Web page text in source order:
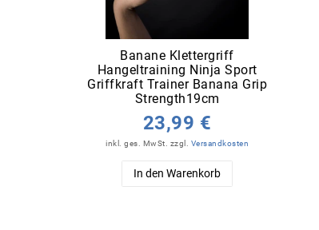
Banane Klettergriff
Hangeltraining Ninja Sport
Griffkraft Trainer Banana Grip
Strength19cm
23,99 €
inkl. ges. MwSt. zzgl. Versandkosten
In den Warenkorb